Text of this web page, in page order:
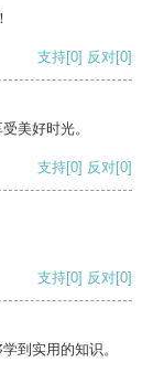
支持[0] 反对[0]
美好时光。
支持[0] 反对[0]
支持[0] 反对[0]
到实用的知识。